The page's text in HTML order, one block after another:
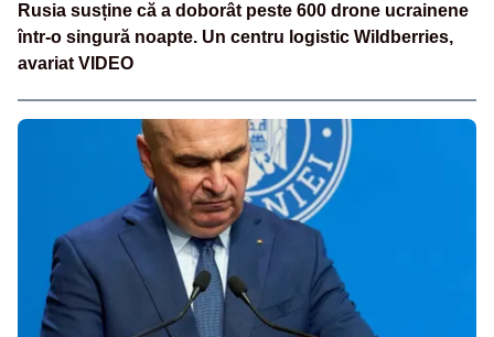
Rusia susține că a doborât peste 600 drone ucrainene
într-o singură noapte. Un centru logistic Wildberries,
avariat VIDEO